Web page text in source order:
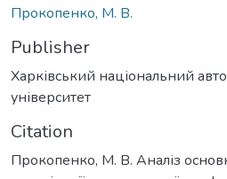
Прокопенко, М. В.
Publisher
Харківський національний
університет
Citation
Прокопенко, М. В. Аналіз